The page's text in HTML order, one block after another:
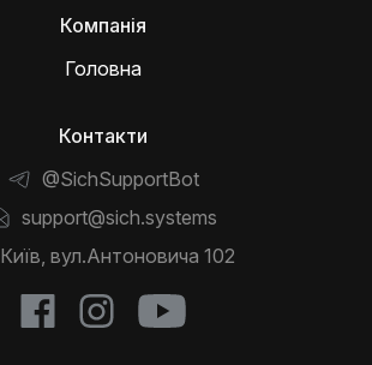
Компанія
Головна
Контакти
@SichSupportBot
support@sich.systems
Київ, вул.Антоновича 102